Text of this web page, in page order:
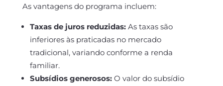
As vantagens do programa incluem:
Taxas de juros reduzidas:As taxas são
inferiores às praticadas no mercado
tradicional, variando conforme a renda
familiar.
Subsídios generosos:O valor do subsídio